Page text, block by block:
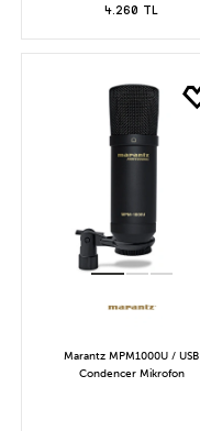
4.260 TL
Marantz MPM1000U / USB
Condencer Mikrofon